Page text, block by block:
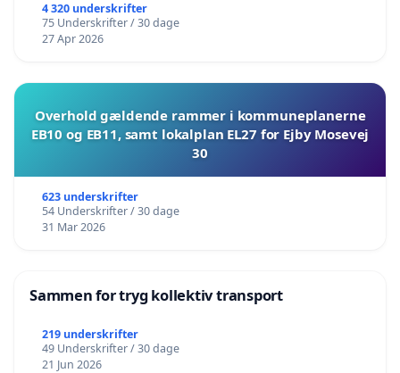
4 320 underskrifter
75 Underskrifter / 30 dage
27 Apr 2026
Overhold gældende rammer i kommuneplanerne
EB10 og EB11, samt lokalplan EL27 for Ejby Mosevej
30
623 underskrifter
54 Underskrifter / 30 dage
31 Mar 2026
Sammen for tryg kollektiv transport
219 underskrifter
49 Underskrifter / 30 dage
21 Jun 2026